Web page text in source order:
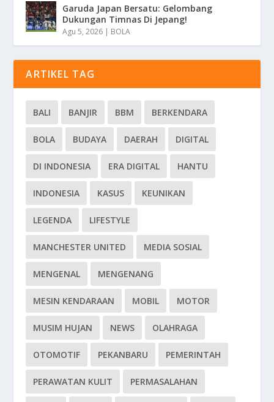
Garuda Japan Bersatu: Gelombang
Dukungan Timnas Di Jepang!
Agu 5, 2026 | BOLA
ARTIKEL TAG
BALI BANJIR BBM BERKENDARA
BOLA BUDAYA DAERAH DIGITAL
DI INDONESIA ERA DIGITAL HANTU
INDONESIA KASUS KEUNIKAN
LEGENDA LIFESTYLE
MANCHESTER UNITED MEDIA SOSIAL
MENGENAL MENGENANG
MESIN KENDARAAN MOBIL MOTOR
MUSIM HUJAN NEWS OLAHRAGA
OTOMOTIF PEKANBARU PEMERINTAH
PERAWATAN KULIT PERMASALAHAN